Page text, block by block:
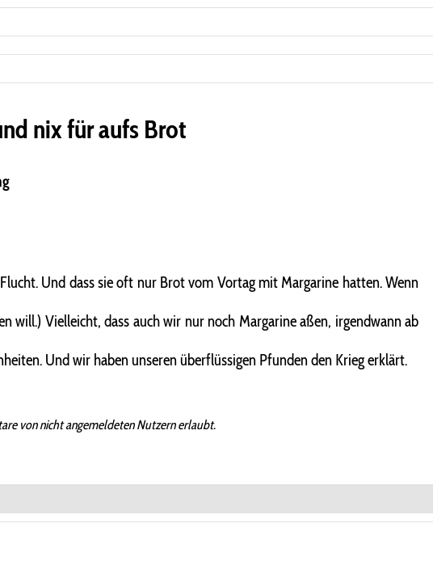
nix für aufs Brot
Und dass sie oft nur Brot vom Vortag mit Margarine hatten. Wenn
will.) Vielleicht, dass auch wir nur noch Margarine aßen, irgendwann ab
Und wir haben unseren überflüssigen Pfunden den Krieg erklärt.
von nicht angemeldeten Nutzern erlaubt.